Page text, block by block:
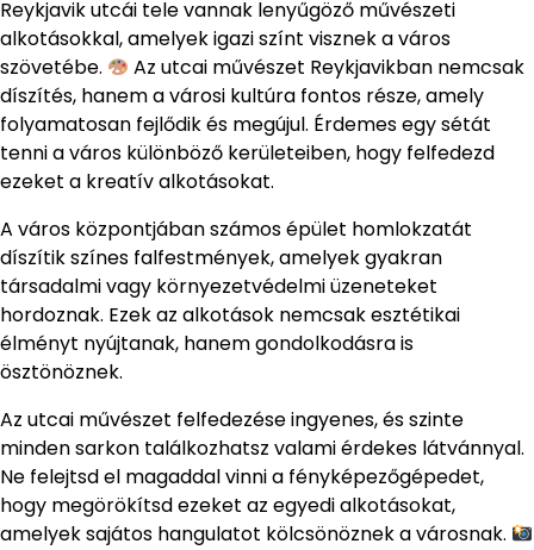
Reykjavik utcái tele vannak lenyűgöző művészeti
alkotásokkal, amelyek igazi színt visznek a város
szövetébe.
Az utcai művészet Reykjavikban nemcsak
díszítés, hanem a városi kultúra fontos része, amely
folyamatosan fejlődik és megújul. Érdemes egy sétát
tenni a város különböző kerületeiben, hogy felfedezd
ezeket a kreatív alkotásokat.
A város központjában számos épület homlokzatát
díszítik színes falfestmények, amelyek gyakran
társadalmi vagy környezetvédelmi üzeneteket
hordoznak. Ezek az alkotások nemcsak esztétikai
élményt nyújtanak, hanem gondolkodásra is
ösztönöznek.
Az utcai művészet felfedezése ingyenes, és szinte
minden sarkon találkozhatsz valami érdekes látvánnyal.
Ne felejtsd el magaddal vinni a fényképezőgépedet,
hogy megörökítsd ezeket az egyedi alkotásokat,
amelyek sajátos hangulatot kölcsönöznek a városnak.